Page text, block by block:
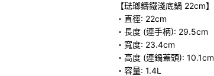
【琺瑯鑄鐵淺底鍋 22cm】
・直徑: 22cm
・長度 (連手柄): 29.5cm
・寬度: 23.4cm
・高度 (連鍋蓋頭): 10.1cm
・容量: 1.4L